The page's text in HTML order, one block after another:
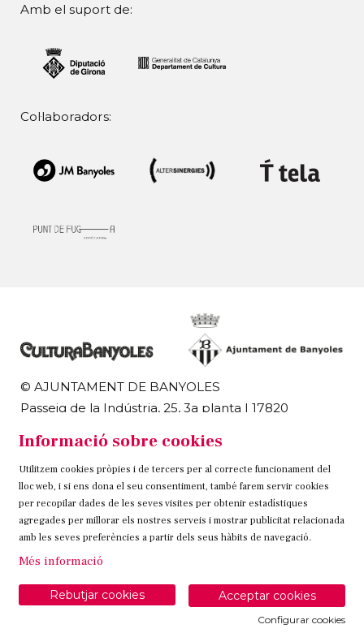
Amb el suport de:
Col·laboradors:
© AJUNTAMENT DE BANYOLES
Passeig de la Indústria, 25, 3a planta | 17820
972 58 18 48 | 972 57 00 50
Sitemap Avís Legal Ús de Cookies Contacteu
Link a instagram
Link a twitter
Link a facebook
Informació sobre cookies
Utilitzem cookies pròpies i de tercers per al correcte funcionament del
lloc web, i si ens dona el seu consentiment, també farem servir cookies
per recopilar dades de les seves visites per obtenir estadístiques
agregades per millorar els nostres serveis i mostrar publicitat relacionada
amb les seves preferències a partir dels seus hàbits de navegació.
Més informació
Acceptar cookies
Rebutjar cookies
Configurar cookies